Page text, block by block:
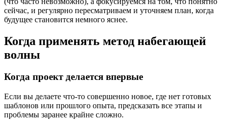
сейчас, и регулярно пересматриваем и уточняем план, когда
будущее становится немного яснее.
Когда применять метод набегающей
волны
Когда проект делается впервые
Если вы делаете что-то совершенно новое, где нет готовых
шаблонов или прошлого опыта, предсказать все этапы и
проблемы заранее крайне сложно.